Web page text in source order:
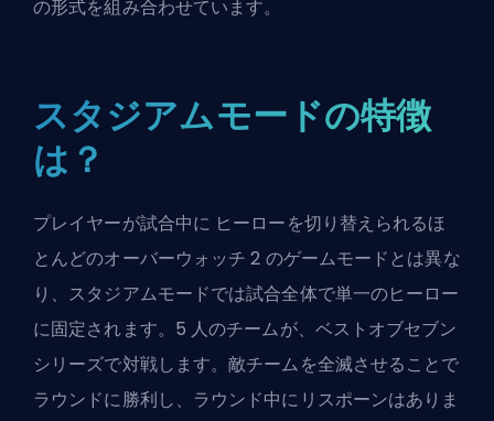
の形式を組み合わせています。
スタジアムモードの特徴
は？
プレイヤーが試合中に ヒーローを切り替えられるほ
とんどのオーバーウォッチ 2 のゲームモードとは異な
り、スタジアムモードでは試合全体で単一のヒーロー
に固定されます。5 人のチームが、ベストオブセブン
シリーズで対戦します。敵チームを全滅させることで
ラウンドに勝利し、ラウンド中にリスポーンはありま